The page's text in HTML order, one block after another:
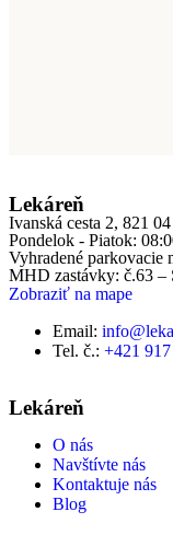
Lekáreň
Ivanská cesta 2, 821
Pondelok - Piatok:
Vyhradené parkovacie
MHD zastávky: č.63 –
Zobraziť na mape
Email:
Tel. č.: +421
Lekáreň
O nás
Navštívte nás
Kontaktuje nás
Blog